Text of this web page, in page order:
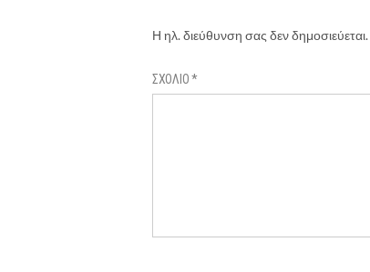
Η ηλ. διεύθυνση σας δεν δημοσιεύεται.
ΣΧΌΛΙΟ*